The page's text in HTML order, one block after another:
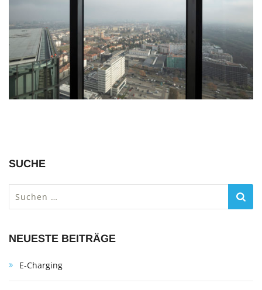
SUCHE
nach:
NEUESTE BEITRÄGE
E-Charging